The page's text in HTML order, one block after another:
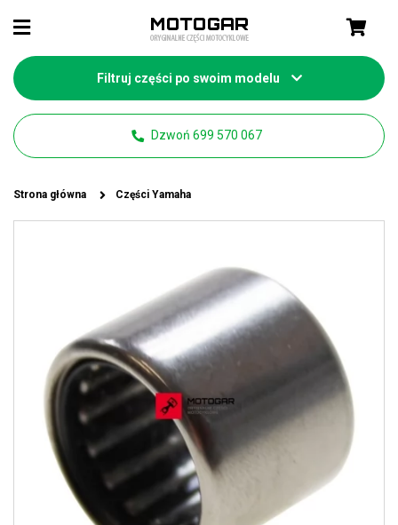
Filtruj części po swoim modelu
Dzwoń 699 570 067
Strona główna Części Yamaha